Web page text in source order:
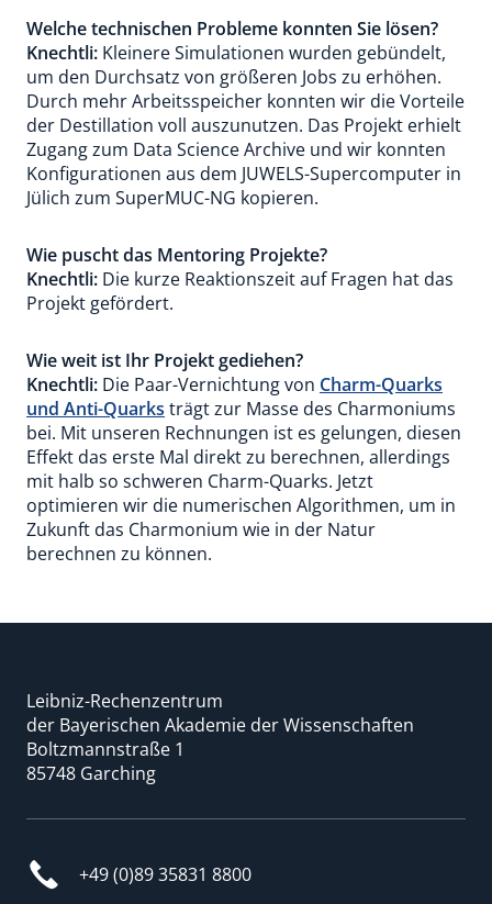
Welche technischen Probleme konnten Sie lösen?
Knechtli: Kleinere Simulationen wurden gebündelt,
um den Durchsatz von größeren Jobs zu erhöhen.
Durch mehr Arbeitsspeicher konnten wir die Vorteile
der Destillation voll auszunutzen. Das Projekt erhielt
Zugang zum Data Science Archive und wir konnten
Konfigurationen aus dem JUWELS-Supercomputer in
Jülich zum SuperMUC-NG kopieren.
Wie puscht das Mentoring Projekte?
Knechtli: Die kurze Reaktionszeit auf Fragen hat das
Projekt gefördert.
Wie weit ist Ihr Projekt gediehen?
Knechtli: Die Paar-Vernichtung von Charm-Quarks
und Anti-Quarks trägt zur Masse des Charmoniums
bei. Mit unseren Rechnungen ist es gelungen, diesen
Effekt das erste Mal direkt zu berechnen, allerdings
mit halb so schweren Charm-Quarks. Jetzt
optimieren wir die numerischen Algorithmen, um in
Zukunft das Charmonium wie in der Natur
berechnen zu können.
Leibniz-Rechenzentrum
der Bayerischen Akademie der Wissenschaften
Boltzmannstraße 1
85748 Garching
+49 (0)89 35831 8800